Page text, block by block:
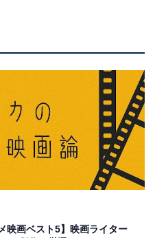
映画ベスト5】映画ライター